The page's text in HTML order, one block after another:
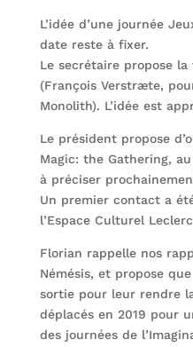
L’idée d’une journée
date reste à fixer.
Le secrétaire propose la
(François Verstræte,
Monolith). L’idée est
Le président propose
Magic: the Gathering,
à préciser
Un premier contact a
l’Espace Culturel
Florian rappelle nos
Némésis, et propose
sortie pour leur rendre
déplacés en 2019 pour
des journées de